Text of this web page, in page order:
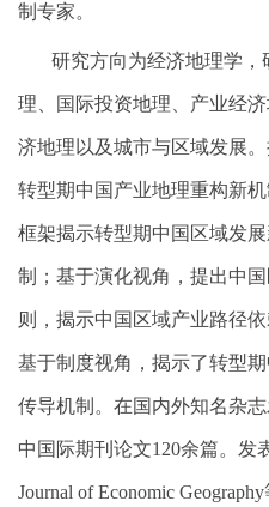
制专家。
研究方向为经济地理学
理、国际投资地理、产业经
济地理以及城市与区域发展
转型期中国产业地理重构新
框架揭示转型期中国区域发
制；基于演化视角，提出中
则，揭示中国区域产业路径
基于制度视角，揭示了转型
传导机制。 在国内外知名杂
中国际期刊论文120余篇。发
Journal of Economic Geography